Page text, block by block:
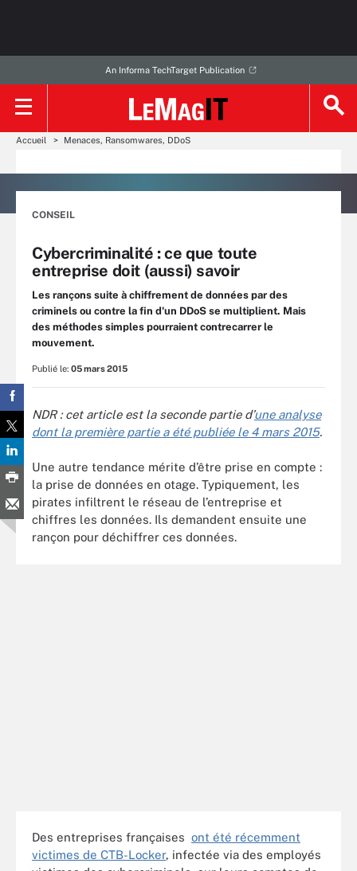
An Informa TechTarget Publication
Accueil Menaces, Ransomwares, DDoS
CONSEIL
Cybercriminalité : ce que toute
entreprise doit (aussi) savoir
Les rançons suite à chiffrement de données par des
criminels ou contre la fin d'un DDoS se multiplient. Mais
des méthodes simples pourraient contrecarrer le
mouvement.
Publié le: 05 mars 2015
NDR : cet article est la seconde partie d’une analyse
dont la première partie a été publiée le 4 mars 2015.
Une autre tendance mérite d’être prise en compte :
la prise de données en otage. Typiquement, les
pirates infiltrent le réseau de l’entreprise et
chiffres les données. Ils demandent ensuite une
rançon pour déchiffrer ces données.
Des entreprises françaises ont été récemment
victimes de CTB-Locker, infectée via des employés